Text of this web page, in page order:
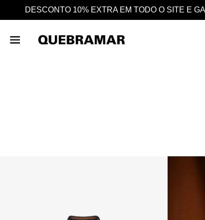
SITE E GANHE AINDA 25% EM CASHBACK EM